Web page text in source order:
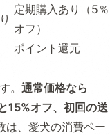
定期購入あり（5％
オフ）
ポイント還元
。 通常価格なら
15%オフ、初回の送
は、愛犬の消費ペー